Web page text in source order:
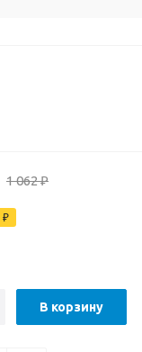
1 062₽
₽
В корзину